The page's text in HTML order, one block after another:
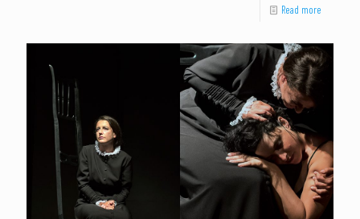
Read more